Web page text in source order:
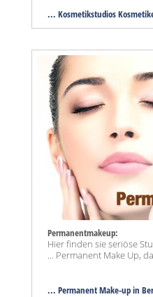
... Kosmetikstudios
Permanentmakeup:
Hier finden sie seriöse
... Permanent Make Up,
... Permanent Make-up in